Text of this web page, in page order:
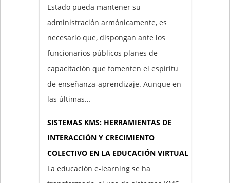
Estado pueda mantener su
administración armónicamente, es
necesario que, dispongan ante los
funcionarios públicos planes de
capacitación que fomenten el espíritu
de enseñanza-aprendizaje. Aunque en
las últimas…
SISTEMAS KMS: HERRAMIENTAS DE
INTERACCIÓN Y CRECIMIENTO
COLECTIVO EN LA EDUCACIÓN VIRTUAL
La educación e-learning se ha